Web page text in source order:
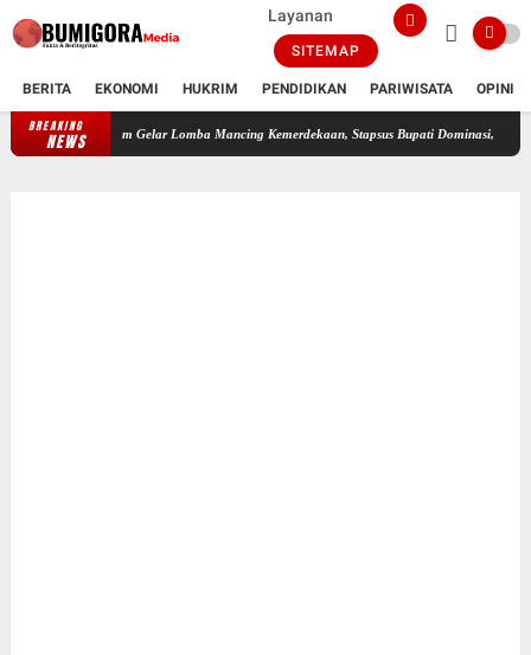
Layanan
SITEMAP
BERITA EKONOMI HUKRIM PENDIDIKAN PARIWISATA OPINI
BREAKING
NEWS
Lotim Gelar Lomba Mancing Kemerdekaan, Stapsus Bupati Dominasi, Tradisi Tahunan